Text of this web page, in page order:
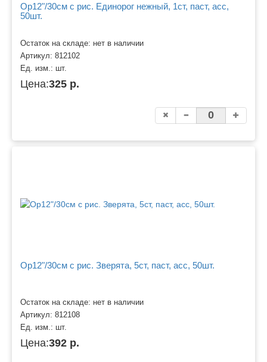
Ор12"/30см с рис. Единорог нежный, 1ст, паст, асс,
50шт.
Остаток на складе: нет в наличии
Артикул: 812102
Ед. изм.: шт.
Цена:325 р.
Ор12"/30см с рис. Зверята, 5ст, паст, асс, 50шт.
Остаток на складе: нет в наличии
Артикул: 812108
Ед. изм.: шт.
Цена:392 р.